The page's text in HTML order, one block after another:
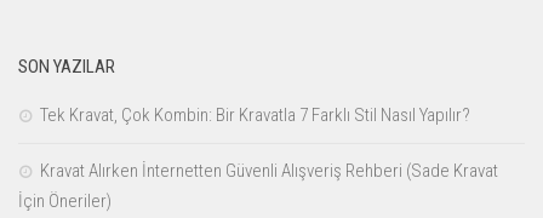
SON YAZILAR
Tek Kravat, Çok Kombin: Bir Kravatla 7 Farklı Stil Nasıl Yapılır?
Kravat Alırken İnternetten Güvenli Alışveriş Rehberi (Sade Kravat
İçin Öneriler)